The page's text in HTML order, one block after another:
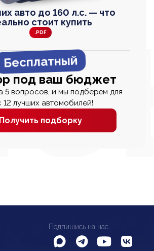
авто до 160 л.с. — что
стоит купить
.PDF
Бесплатный
под ваш бюджет
5 вопросов, и мы подберём для
12 лучших автомобилей!
Получить подборку
Подпишись на нас